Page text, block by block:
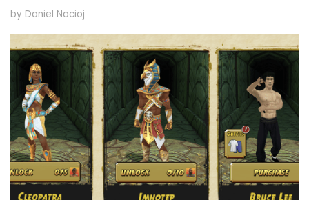
by Daniel Nacioj